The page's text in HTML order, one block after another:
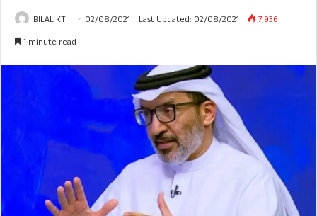
BILAL KT 02/08/2021 Last Updated: 02/08/2021
7,936
1 minute read